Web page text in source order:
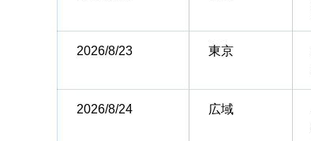
2026/8/23 東京
2026/8/24 広域